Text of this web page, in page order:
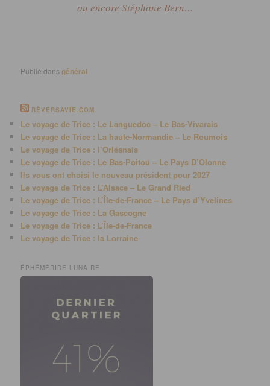
ou encore Stéphane Bern…
Publié dans général
RÊVERSAVIE.COM
Le voyage de Trice : Le Languedoc – Le Bas-Vivarais
Le voyage de Trice : La haute-Normandie – Le Roumois
Le voyage de Trice : l’Orléanais
Le voyage de Trice : Le Bas-Poitou – Le Pays D’Olonne
Ils vous ont choisi le nouveau président pour 2027
Le voyage de Trice : L’Alsace – Le Grand Ried
Le voyage de Trice : L’Île-de-France – Le Pays d’Yvelines
Le voyage de Trice : La Gascogne
Le voyage de Trice : L’Île-de-France
Le voyage de Trice : la Lorraine
ÉPHÉMÉRIDE LUNAIRE